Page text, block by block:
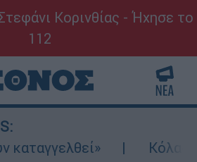
Κορινθίας - Ήχησε το
112
Κόλαφος ΟΟΣΑ: